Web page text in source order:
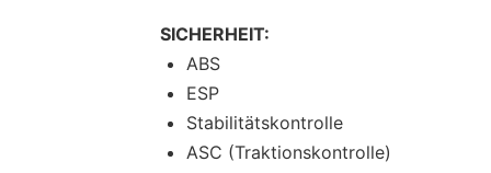
SICHERHEIT:
ABS
ESP
Stabilitätskontrolle
ASC (Traktionskontrolle)